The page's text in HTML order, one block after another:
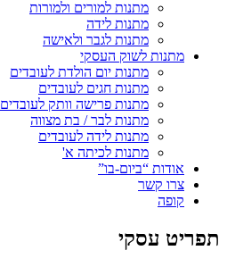
מתנות למורים ולמורות
מתנות לידה
מתנות לגבר ולאישה
מתנות לשוק העסקי
מתנות יום הולדת לעובדים
מתנות חגים לעובדים
מתנות פרישה וותק לעובדים
מתנות לבר / בת מצווה
מתנות לידה לעובדים
מתנות לכיתה א'
אודות “ביום-בו”
צרו קשר
קופה
תפריט עסקי